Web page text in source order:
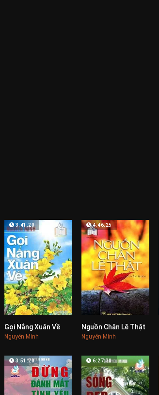
3:41:20
Gọi Nắng Xuân Về
Nguyên Minh
0
4:46:25
Nguồn Chân Lẽ Thật
Nguyên Minh
3:51:20 6:27:30